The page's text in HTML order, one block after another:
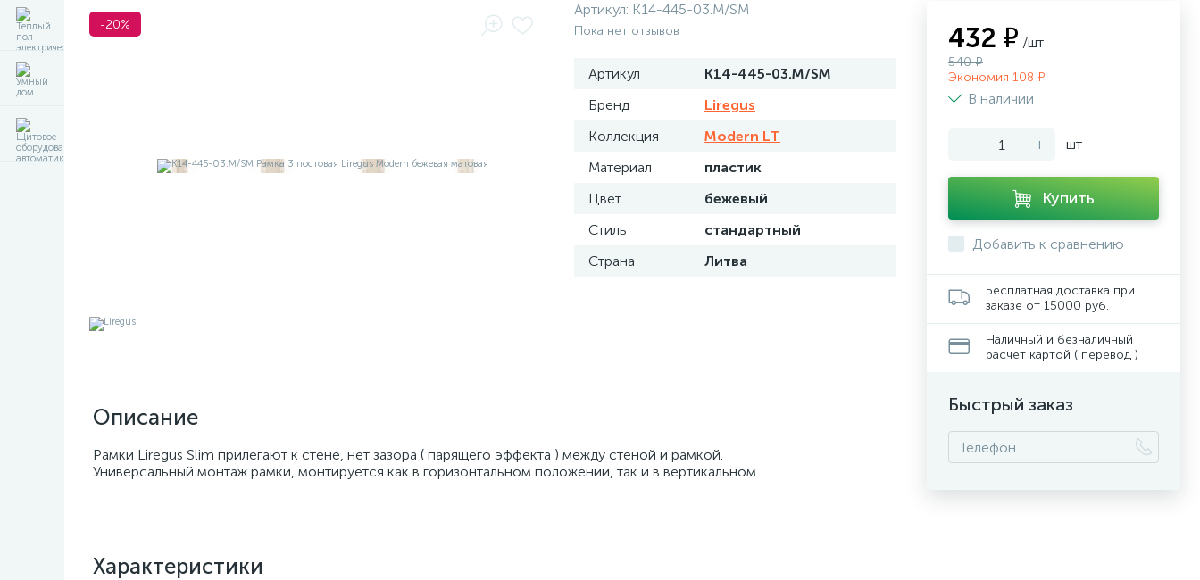
-20%
Артикул: K14-445-03.M/SM
Пока нет отзывов
Артикул
K14-445-03.M/SM
Бренд
Liregus
Коллекция
Modern LT
Материал
пластик
Цвет
бежевый
Стиль
стандартный
Страна
Литва
Описание
Рамки Liregus Slim прилегают к стене, нет зазора ( парящего эффекта ) между стеной и рамкой.
Универсальный монтаж рамки, монтируется как в горизонтальном положении, так и в вертикальном.
Характеристики
432 ₽ /шт
540 ₽
Экономия 108 ₽
В наличии
- + шт
Купить
Добавить к сравнению
Бесплатная доставка при
заказе от 15000 руб.
Наличный и безналичный
расчет картой ( перевод )
Быстрый заказ